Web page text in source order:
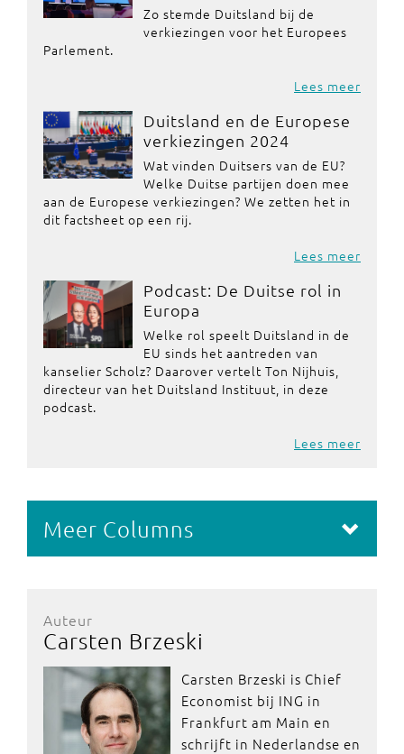
Zo stemde Duitsland bij de
verkiezingen voor het Europees
Parlement.
Lees meer
Duitsland en de Europese
verkiezingen 2024
Wat vinden Duitsers van de EU?
Welke Duitse partijen doen mee
aan de Europese verkiezingen? We zetten het in
dit factsheet op een rij.
Lees meer
Podcast: De Duitse rol in
Europa
Welke rol speelt Duitsland in de
EU sinds het aantreden van
kanselier Scholz? Daarover vertelt Ton Nijhuis,
directeur van het Duitsland Instituut, in deze
podcast.
Lees meer
Meer Columns
Auteur
Carsten Brzeski
Carsten Brzeski is Chief
Economist bij ING in
Frankfurt am Main en
schrijft in Nederlandse en